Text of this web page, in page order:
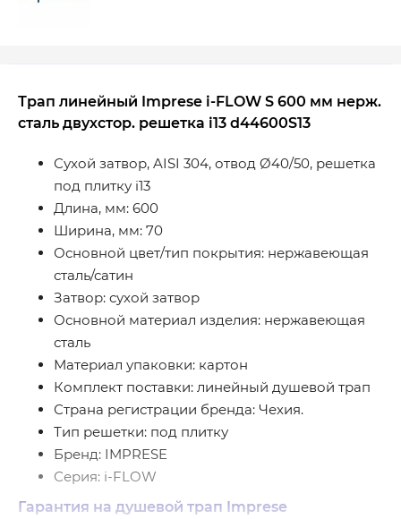
Трап линейный Imprese i-FLOW S 600 мм нерж.
сталь двухстор. решетка i13 d44600S13
Сухой затвор, AISI 304, отвод Ø40/50, решетка
под плитку i13
Длина, мм: 600
Ширина, мм: 70
Основной цвет/тип покрытия: нержавеющая
сталь/сатин
Затвор: сухой затвор
Основной материал изделия: нержавеющая
сталь
Материал упаковки: картон
Комплект поставки: линейный душевой трап
Страна регистрации бренда: Чехия.
Тип решетки: под плитку
Бренд: IMPRESE
Серия: i-FLOW
Гарантия на душевой трап Imprese